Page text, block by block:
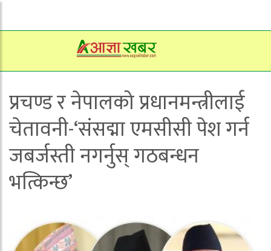
प्रचण्ड र नेपालको प्रधानमन्त्रीलाई
चेतावनी-‘संसद्मा एमसीसी पेश गर्न
जबर्जस्ती नगर्नुस् गठबन्धन
भत्किन्छ’